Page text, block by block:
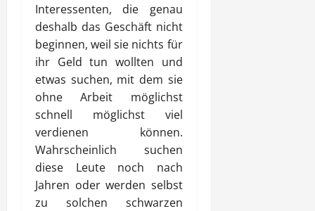
Interessenten, die genau
deshalb das Geschäft nicht
beginnen, weil sie nichts für
ihr Geld tun wollten und
etwas suchen, mit dem sie
ohne Arbeit möglichst
schnell möglichst viel
verdienen können.
Wahrscheinlich suchen
diese Leute noch nach
Jahren oder werden selbst
zu solchen schwarzen